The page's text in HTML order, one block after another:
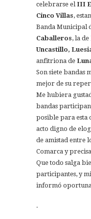
celebrarse elIII
Cinco Villas,
Banda Municipal
Caballeros, la de
Uncastillo,
anfitriona de
Son siete bandas
mejor de su
Me hubiera
bandas
posible para esta
acto digno de
de amistad entre
Comarca y
Que todo salga
participantes, y
informó
.